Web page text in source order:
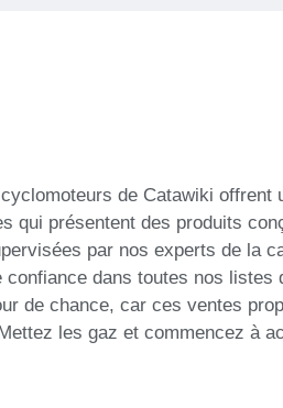
de Catawiki
qui présentent des produits
par nos experts de la
dans toutes nos
de chance, car ces ventes
les gaz et commencez à